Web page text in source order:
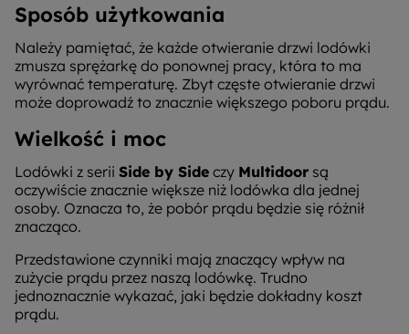
Sposób użytkowania
Należy pamiętać, że każde otwieranie drzwi lodówki
zmusza sprężarkę do ponownej pracy, która to ma
wyrównać temperaturę. Zbyt częste otwieranie drzwi
może doprowadź to znacznie większego poboru prądu.
Wielkość i moc
Lodówki z serii Side by Side czy Multidoor są
oczywiście znacznie większe niż lodówka dla jednej
osoby. Oznacza to, że pobór prądu będzie się różnił
znacząco.
Przedstawione czynniki mają znaczący wpływ na
zużycie prądu przez naszą lodówkę. Trudno
jednoznacznie wykazać, jaki będzie dokładny koszt
prądu.